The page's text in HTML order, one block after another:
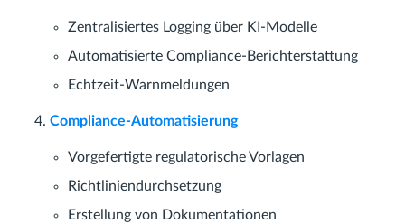
Zentralisiertes Logging über KI-Modelle
Automatisierte Compliance-Berichterstattung
Echtzeit-Warnmeldungen
Compliance-Automatisierung
Vorgefertigte regulatorische Vorlagen
Richtliniendurchsetzung
Erstellung von Dokumentationen